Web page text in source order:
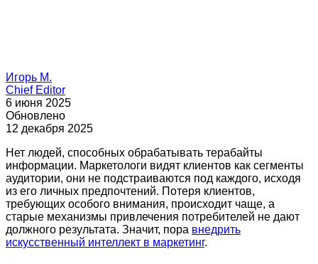
Игорь М.
Chief Editor
6 июня 2025
Обновлено
12 декабря 2025
Нет людей, способных обрабатывать терабайты
информации. Маркетологи видят клиентов как сегменты
аудитории, они не подстраиваются под каждого, исходя
из его личных предпочтений. Потеря клиентов,
требующих особого внимания, происходит чаще, а
старые механизмы привлечения потребителей не дают
должного результата. Значит, пора внедрить
искусственный интеллект в маркетинг.